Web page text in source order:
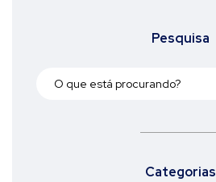
Pesquisa
Categorias